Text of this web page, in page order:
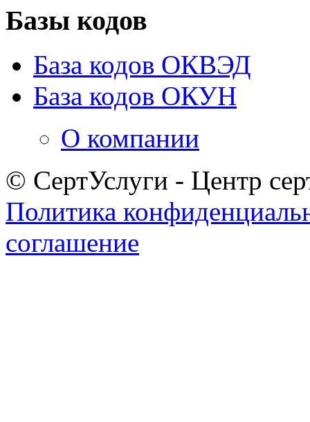
Базы кодов
База кодов ОКВЭД
База кодов ОКУН
О компании
© СертУслуги - Центр
Политика
соглашение